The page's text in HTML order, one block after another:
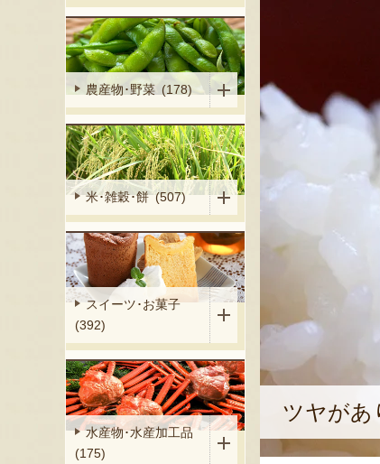
ツヤがあ
農産物･野菜 (178)
米･雑穀･餅 (507)
スイーツ･お菓子
(392)
水産物･水産加工品
(175)